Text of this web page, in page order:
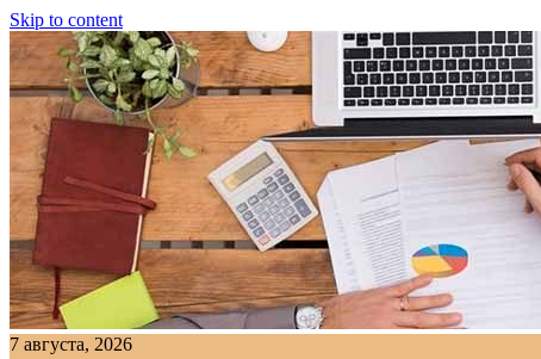
Skip to content
7 августа, 2026